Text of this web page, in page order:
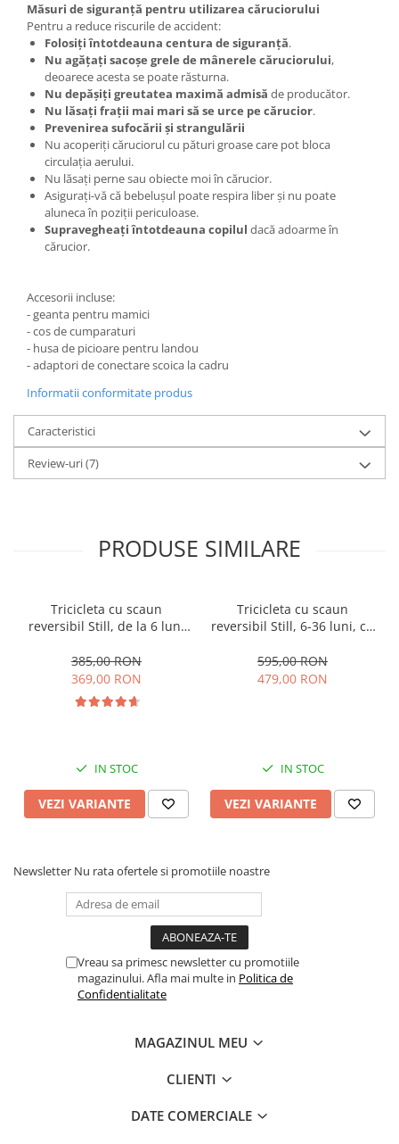
Măsuri de siguranță pentru utilizarea căruciorului
Pentru a reduce riscurile de accident:
Folosiți întotdeauna centura de siguranță.
Nu agățați sacoșe grele de mânerele căruciorului,
deoarece acesta se poate răsturna.
Nu depășiți greutatea maximă admisă de producător.
Nu lăsați frații mai mari să se urce pe cărucior.
Prevenirea sufocării și strangulării
Nu acoperiți căruciorul cu pături groase care pot bloca
circulația aerului.
Nu lăsați perne sau obiecte moi în cărucior.
Asigurați-vă că bebelușul poate respira liber și nu poate
aluneca în poziții periculoase.
Supravegheați întotdeauna copilul dacă adoarme în
cărucior.
Accesorii incluse:
- geanta pentru mamici
- cos de cumparaturi
- husa de picioare pentru landou
- adaptori de conectare scoica la cadru
Informatii conformitate produs
Caracteristici
Review-uri(7)
PRODUSE SIMILARE
Tricicleta cu scaun
reversibil Still, de la 6 luni
roata Eva plina, siliconata
385,00 RON
369,00 RON
IN STOC
VEZI VARIANTE
Tricicleta cu scaun
reversibil Still, 6-36 luni, cu
roata cauciuc, cu lumini si
muzica, SL07
595,00 RON
479,00 RON
IN STOC
VEZI VARIANTE
Newsletter Nu rata ofertele si promotiile noastre
Vreau sa primesc newsletter cu promotiile
magazinului. Afla mai multe in Politica de
Confidentialitate
MAGAZINUL MEU
CLIENTI
DATE COMERCIALE